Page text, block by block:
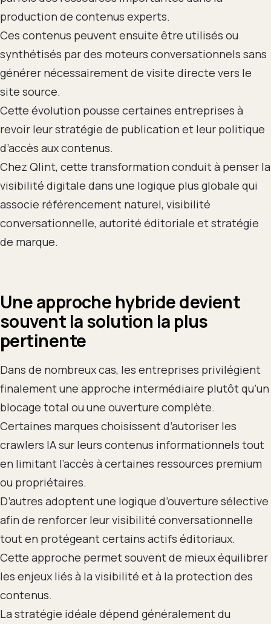
production de contenus experts.
Ces contenus peuvent ensuite être utilisés ou
synthétisés par des moteurs conversationnels sans
générer nécessairement de visite directe vers le
site source.
Cette évolution pousse certaines entreprises à
revoir leur stratégie de publication et leur politique
d’accès aux contenus.
Chez Qlint, cette transformation conduit à penser la
visibilité digitale dans une logique plus globale qui
associe référencement naturel, visibilité
conversationnelle, autorité éditoriale et stratégie
de marque.
Une approche hybride devient
souvent la solution la plus
pertinente
Dans de nombreux cas, les entreprises privilégient
finalement une approche intermédiaire plutôt qu’un
blocage total ou une ouverture complète.
Certaines marques choisissent d’autoriser les
crawlers IA sur leurs contenus informationnels tout
en limitant l’accès à certaines ressources premium
ou propriétaires.
D’autres adoptent une logique d’ouverture sélective
afin de renforcer leur visibilité conversationnelle
tout en protégeant certains actifs éditoriaux.
Cette approche permet souvent de mieux équilibrer
les enjeux liés à la visibilité et à la protection des
contenus.
La stratégie idéale dépend généralement du